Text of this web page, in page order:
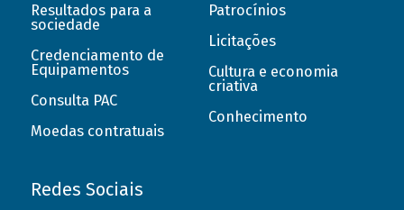
Resultados para a
sociedade
Credenciamento de
Equipamentos
Consulta PAC
Moedas contratuais
Patrocínios
Licitações
Cultura e economia
criativa
Conhecimento
Redes Sociais